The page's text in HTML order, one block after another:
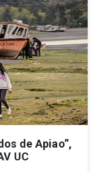
de Apiao”,
UC